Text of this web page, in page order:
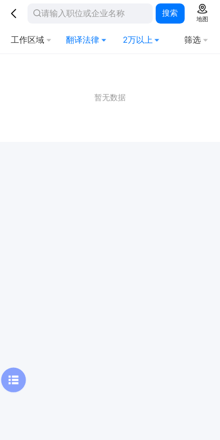
搜索
地图
工作区域 翻译法律 2万以上 筛选
暂无数据